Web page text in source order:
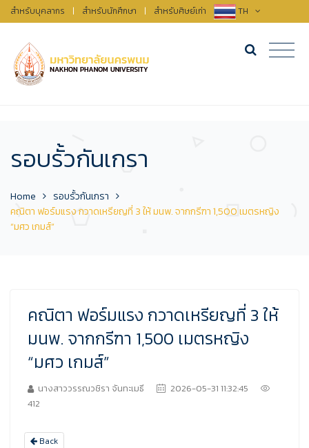
สำหรับบุคลากร | สำหรับนักศึกษา | สำหรับศิษย์เก่า TH
รอบรั้วกันเกรา
Home
รอบรั้วกันเกรา
คณิตา ฟอร์มแรง กวาดเหรียญที่ 3 ให้ มนพ. จากกรีฑา 1,500 เมตรหญิง
“มศว เกมส์”
คณิตา ฟอร์มแรง กวาดเหรียญที่ 3 ให้
มนพ. จากกรีฑา 1,500 เมตรหญิง
“มศว เกมส์”
นางสาววรรณวชิรา จันทะเมธี
2026-05-31 11:32:45
412
Back